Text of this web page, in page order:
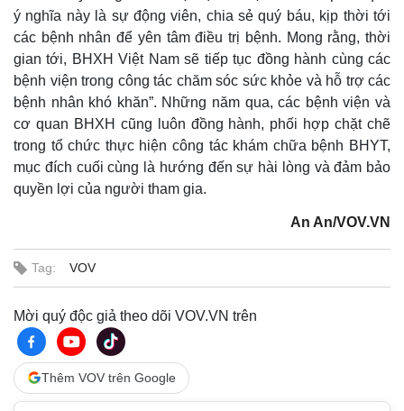
ý nghĩa này là sự động viên, chia sẻ quý báu, kịp thời tới
các bệnh nhân để yên tâm điều trị bệnh. Mong rằng, thời
gian tới, BHXH Việt Nam sẽ tiếp tục đồng hành cùng các
bệnh viện trong công tác chăm sóc sức khỏe và hỗ trợ các
bệnh nhân khó khăn”. Những năm qua, các bệnh viện và
cơ quan BHXH cũng luôn đồng hành, phối hợp chặt chẽ
trong tổ chức thực hiện công tác khám chữa bệnh BHYT,
mục đích cuối cùng là hướng đến sự hài lòng và đảm bảo
quyền lợi của người tham gia.
An An/VOV.VN
Tag: VOV
Mời quý độc giả theo dõi VOV.VN trên
Thêm VOV trên Google